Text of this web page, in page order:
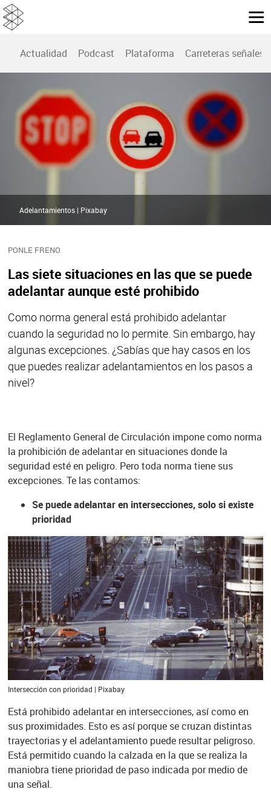
Actualidad Podcast Plataforma Carreteras señales
PONLE FRENO
Las siete situaciones en las que se puede
adelantar aunque esté prohibido
Como norma general está prohibido adelantar
cuando la seguridad no lo permite. Sin embargo, hay
algunas excepciones. ¿Sabías que hay casos en los
que puedes realizar adelantamientos en los pasos a
nivel?
Adelantamientos | Pixabay
El Reglamento General de Circulación impone como norma
la prohibición de adelantar en situaciones donde la
seguridad esté en peligro. Pero toda norma tiene sus
excepciones. Te las contamos:
Se puede adelantar en intersecciones, solo si existe
prioridad
Intersección con prioridad | Pixabay
Está prohibido adelantar en intersecciones, así como en
sus proximidades. Esto es así porque se cruzan distintas
trayectorias y el adelantamiento puede resultar peligroso.
Está permitido cuando la calzada en la que se realiza la
maniobra tiene prioridad de paso indicada por medio de
una señal.